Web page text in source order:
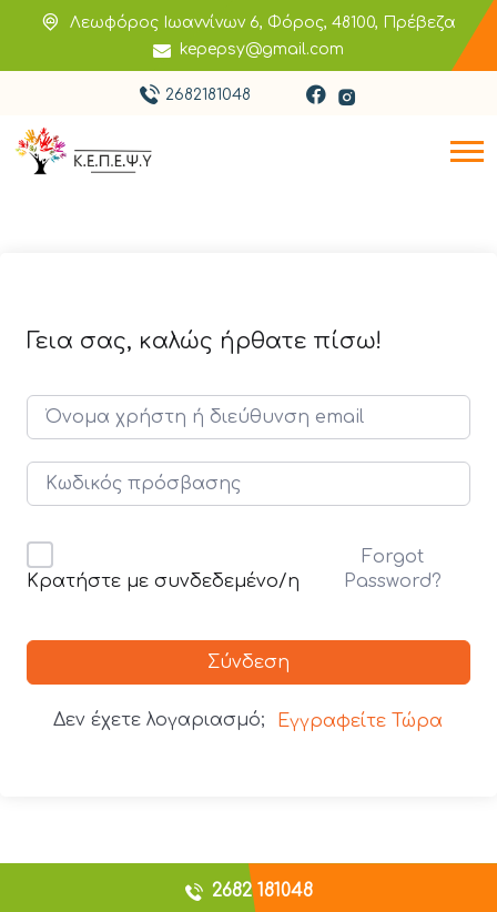
Λεωφόρος Ιωαννίνων 6, Φόρος, 48100, Πρέβεζα
kepepsy@gmail.com
2682181048
Γεια σας, καλώς ήρθατε πίσω!
Κρατήστε με συνδεδεμένο/η
Forgot
Password?
Σύνδεση
Δεν έχετε λογαριασμό; Εγγραφείτε Τώρα
2682 181048